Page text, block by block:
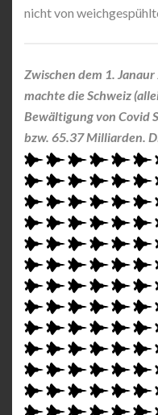
nicht von
Zwischen dem 1.
machte die Schweiz
Bewältigung von Covid
bzw. 65.37 Milliarden.